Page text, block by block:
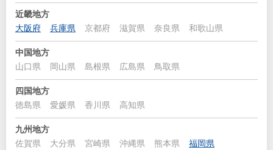
近畿地方
大阪府
兵庫県 京都府 滋賀県 奈良県 和歌山県
中国地方
山口県
岡山県 島根県 広島県 鳥取県
四国地方
徳島県
愛媛県 香川県 高知県
九州地方
佐賀県
大分県 宮崎県 沖縄県 熊本県
福岡県